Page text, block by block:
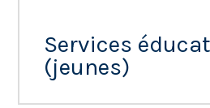
Services
(jeunes)